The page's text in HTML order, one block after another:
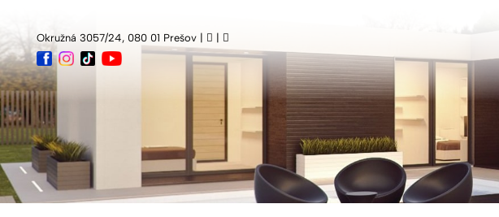
Okružná 3057/24, 080 01 Prešov |